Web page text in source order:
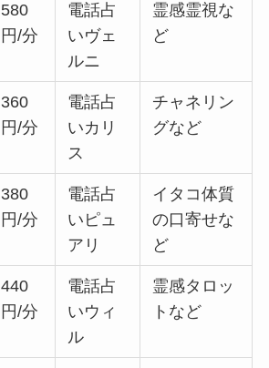
580
円/分
電話占
いヴェ
ルニ
霊感霊視な
ど
360
円/分
電話占
いカリ
ス
チャネリン
グなど
380
円/分
電話占
いピュ
アリ
イタコ体質
の口寄せな
ど
440
円/分
電話占
いウィ
ル
霊感タロッ
トなど